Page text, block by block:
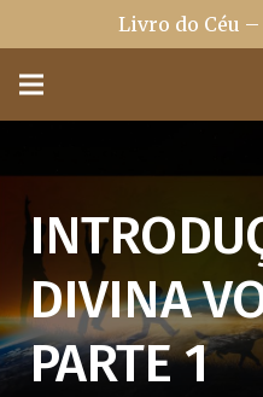
Livro do Céu
DIVINA
PARTE 1